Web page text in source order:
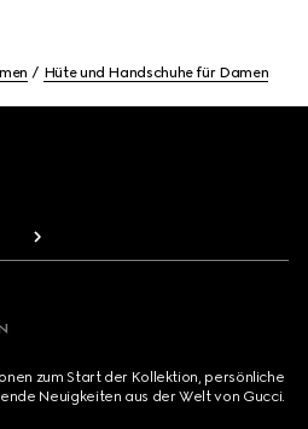
Hüte und Handschuhe für Damen
zum Start der Kollektion, persönliche
Neuigkeiten aus der Welt von Gucci.